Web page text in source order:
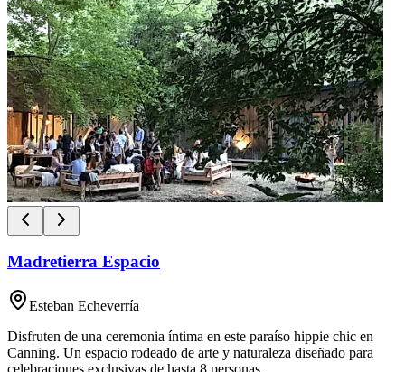
Madretierra Espacio
Esteban Echeverría
Disfruten de una ceremonia íntima en este paraíso hippie chic en
Canning. Un espacio rodeado de arte y naturaleza diseñado para
celebraciones exclusivas de hasta 8 personas.